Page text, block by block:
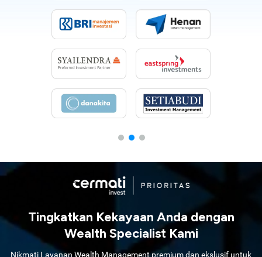
Tingkatkan Kekayaan Anda dengan
Wealth Specialist Kami
Nikmati Layanan Wealth Management premium dan ekslusif untuk